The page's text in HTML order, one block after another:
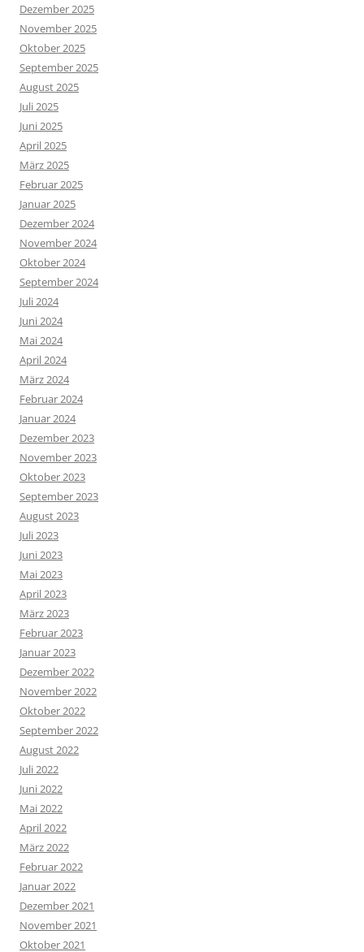
Dezember 2025
November 2025
Oktober 2025
September 2025
August 2025
Juli 2025
Juni 2025
April 2025
März 2025
Februar 2025
Januar 2025
Dezember 2024
November 2024
Oktober 2024
September 2024
Juli 2024
Juni 2024
Mai 2024
April 2024
März 2024
Februar 2024
Januar 2024
Dezember 2023
November 2023
Oktober 2023
September 2023
August 2023
Juli 2023
Juni 2023
Mai 2023
April 2023
März 2023
Februar 2023
Januar 2023
Dezember 2022
November 2022
Oktober 2022
September 2022
August 2022
Juli 2022
Juni 2022
Mai 2022
April 2022
März 2022
Februar 2022
Januar 2022
Dezember 2021
November 2021
Oktober 2021